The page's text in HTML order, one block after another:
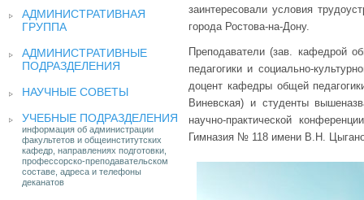
АДМИНИСТРАТИВНАЯ
ГРУППА
АДМИНИСТРАТИВНЫЕ
ПОДРАЗДЕЛЕНИЯ
НАУЧНЫЕ СОВЕТЫ
УЧЕБНЫЕ ПОДРАЗДЕЛЕНИЯ
информация об администрации
факультетов и общеинститутских
кафедр, направлениях подготовки,
профессорско-преподавательском
составе, адреса и телефоны
деканатов
заинтересовали условия
города Ростова-на-Дону.
Преподаватели (зав. кафедрой
педагогики и социально-
доцент кафедры общей
Виневская) и студенты
научно-практической
Гимназия № 118 имени В.Н.